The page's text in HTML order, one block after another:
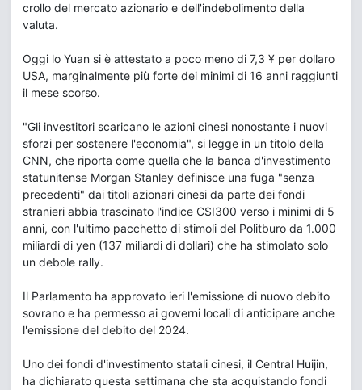
crollo del mercato azionario e dell'indebolimento della
valuta.
Oggi lo Yuan si è attestato a poco meno di 7,3 ¥ per dollaro
USA, marginalmente più forte dei minimi di 16 anni raggiunti
il mese scorso.
"Gli investitori scaricano le azioni cinesi nonostante i nuovi
sforzi per sostenere l'economia", si legge in un titolo della
CNN, che riporta come quella che la banca d'investimento
statunitense Morgan Stanley definisce una fuga "senza
precedenti" dai titoli azionari cinesi da parte dei fondi
stranieri abbia trascinato l'indice CSI300 verso i minimi di 5
anni, con l'ultimo pacchetto di stimoli del Politburo da 1.000
miliardi di yen (137 miliardi di dollari) che ha stimolato solo
un debole rally.
Il Parlamento ha approvato ieri l'emissione di nuovo debito
sovrano e ha permesso ai governi locali di anticipare anche
l'emissione del debito del 2024.
Uno dei fondi d'investimento statali cinesi, il Central Huijin,
ha dichiarato questa settimana che sta acquistando fondi